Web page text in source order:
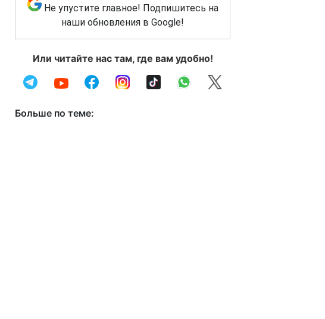
Не упустите главное! Подпишитесь на
наши обновления в Google!
Или читайте нас там, где вам удобно!
Больше по теме: